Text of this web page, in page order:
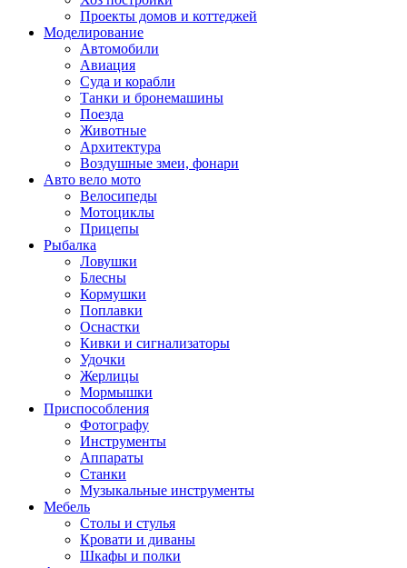
Проекты домов и коттеджей
Моделирование
Автомобили
Авиация
Суда и корабли
Танки и бронемашины
Поезда
Животные
Архитектура
Воздушные змеи, фонари
Авто вело мото
Велосипеды
Мотоциклы
Прицепы
Рыбалка
Ловушки
Блесны
Кормушки
Поплавки
Оснастки
Кивки и сигнализаторы
Удочки
Жерлицы
Мормышки
Приспособления
Фотографу
Инструменты
Аппараты
Станки
Музыкальные инструменты
Мебель
Столы и стулья
Кровати и диваны
Шкафы и полки